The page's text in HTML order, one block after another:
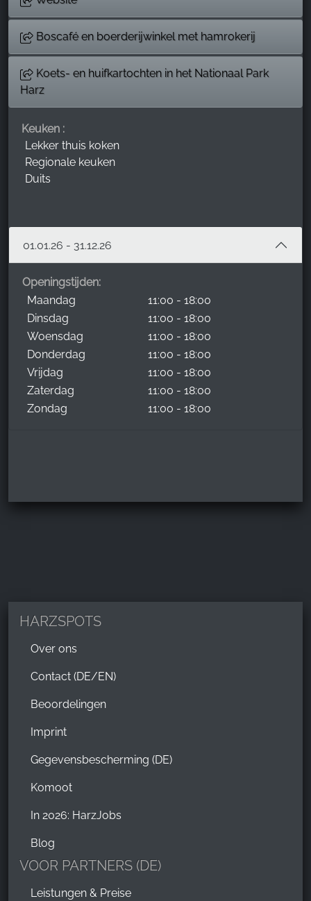
Boscafé en boerderijwinkel met hamrokerij
Koets- en huifkartochten in het Nationaal Park
Harz
Keuken :
Lekker thuis koken
Regionale keuken
Duits
01.01.26 - 31.12.26
Openingstijden:
Maandag
11:00 - 18:00
Dinsdag
11:00 - 18:00
Woensdag
11:00 - 18:00
Donderdag
11:00 - 18:00
Vrijdag
11:00 - 18:00
Zaterdag
11:00 - 18:00
Zondag
11:00 - 18:00
HARZSPOTS
Over ons
Contact (DE/EN)
Beoordelingen
Imprint
Gegevensbescherming (DE)
Komoot
In 2026: HarzJobs
Blog
VOOR PARTNERS (DE)
Leistungen & Preise